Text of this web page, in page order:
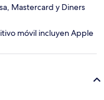
Mastercard y Diners
móvil incluyen Apple